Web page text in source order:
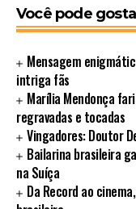
Você pode
Mensagem
intriga fãs
Marília Mendonça
regravadas e tocadas
Vingadores: Doutor
Bailarina brasileira
na Suíça
Da Record ao